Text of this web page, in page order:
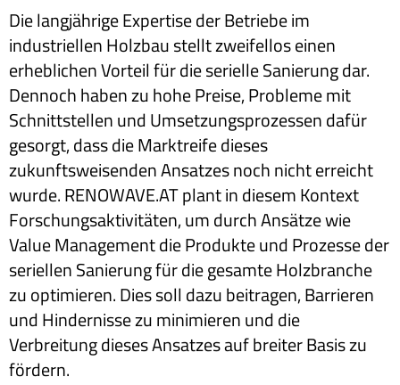
Die langjährige Expertise der Betriebe im
industriellen Holzbau stellt zweifellos einen
erheblichen Vorteil für die serielle Sanierung dar.
Dennoch haben zu hohe Preise, Probleme mit
Schnittstellen und Umsetzungsprozessen dafür
gesorgt, dass die Marktreife dieses
zukunftsweisenden Ansatzes noch nicht erreicht
wurde. RENOWAVE.AT plant in diesem Kontext
Forschungsaktivitäten, um durch Ansätze wie
Value Management die Produkte und Prozesse der
seriellen Sanierung für die gesamte Holzbranche
zu optimieren. Dies soll dazu beitragen, Barrieren
und Hindernisse zu minimieren und die
Verbreitung dieses Ansatzes auf breiter Basis zu
fördern.